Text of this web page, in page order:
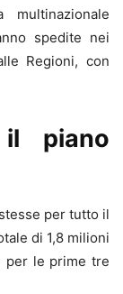
spedite nei
Regioni, con
il piano
per tutto il
di 1,8 milioni
per le prime tre